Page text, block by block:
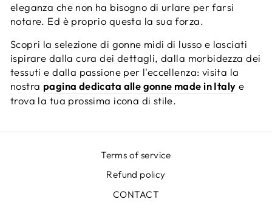
eleganza che non ha bisogno di urlare per farsi
notare. Ed è proprio questa la sua forza.
Scopri la selezione di gonne midi di lusso e lasciati
ispirare dalla cura dei dettagli, dalla morbidezza dei
tessuti e dalla passione per l'eccellenza: visita la
nostra pagina dedicata alle gonne made in Italy e
trova la tua prossima icona di stile.
Terms of service
Refund policy
CONTACT